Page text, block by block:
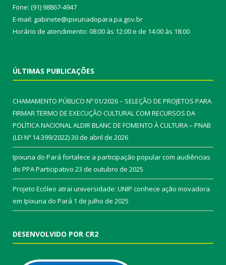
Fone: (91) 98867-4947
E-mail: gabinete@ipixunadopara.pa.gov.br
Horário de atendimento: 08:00 às 12:00 e de 14:00 às 18:00
ÚLTIMAS PUBLICAÇÕES
CHAMAMENTO PÚBLICO Nº 01/2026 – SELEÇÃO DE PROJETOS PARA
FIRMAR TERMO DE EXECUÇÃO CULTURAL COM RECURSOS DA
POLÍTICA NACIONAL ALDIR BLANC DE FOMENTO À CULTURA – PNAB
(LEI Nº 14.399/2022)30 de abril de 2026
Ipixuna do Pará fortalece a participação popular com audiências
do PPA Participativo 23 de outubro de 2025
Projeto Ecóleo atrai universidade: UNIP conhece ação inovadora
em Ipixuna do Pará 1 de julho de 2025
DESENVOLVIDO POR CR2